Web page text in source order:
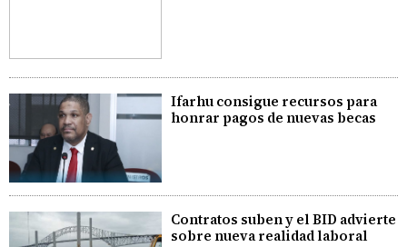
Ifarhu consigue recursos para
honrar pagos de nuevas becas
Contratos suben y el BID advierte
sobre nueva realidad laboral